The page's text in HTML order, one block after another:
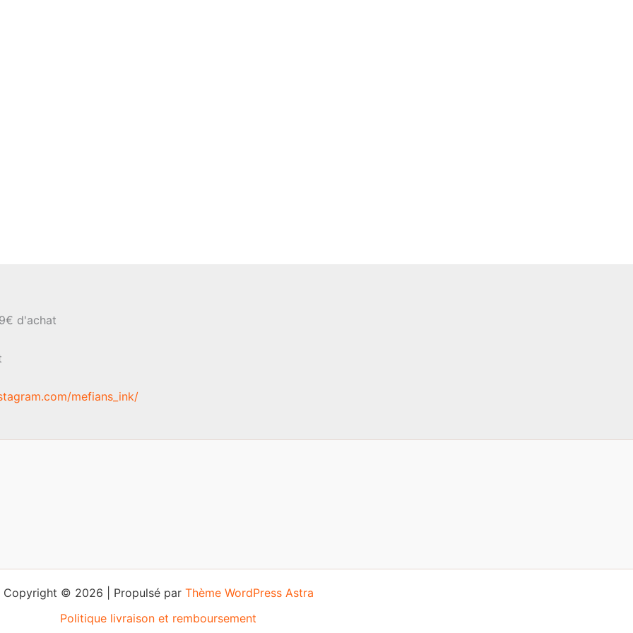
d'achat
mefians_ink/
Copyright © 2026 | Propulsé par Thème WordPress Astra
Politique livraison et remboursement